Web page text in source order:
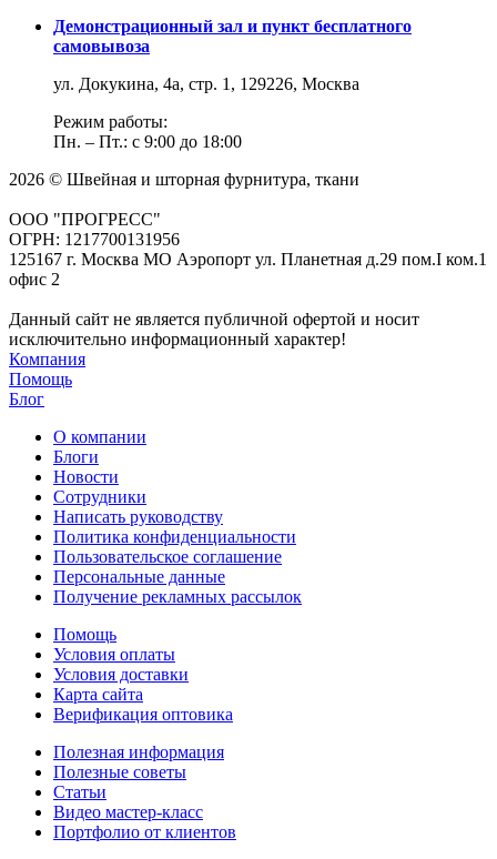
Демонстрационный зал и пункт бесплатного
самовывоза
ул. Докукина, 4а, стр. 1, 129226, Москва
Режим работы:
Пн. – Пт.: с 9:00 до 18:00
2026 © Швейная и шторная фурнитура, ткани
ООО "ПРОГРЕСС"
ОГРН: 1217700131956
125167 г. Москва МО Аэропорт ул. Планетная д.29 пом.I ком.1
офис 2
Данный сайт не является публичной офертой и носит
исключительно информационный характер!
Компания
Помощь
Блог
О компании
Блоги
Новости
Сотрудники
Написать руководству
Политика конфиденциальности
Пользовательское соглашение
Персональные данные
Получение рекламных рассылок
Помощь
Условия оплаты
Условия доставки
Карта сайта
Верификация оптовика
Полезная информация
Полезные советы
Статьи
Видео мастер-класс
Портфолио от клиентов